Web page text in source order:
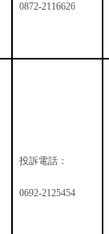
0872-2116626
投訴電話：
0692-2125454